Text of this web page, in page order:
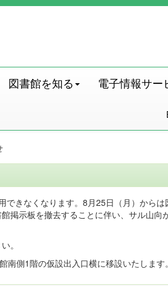
図書館を知る 電子情報サー
きなくなります。8月25日（月）から
掲示板を撤去することに伴い、サル山向
。
側1階の仮設出入口横に移設いたします。